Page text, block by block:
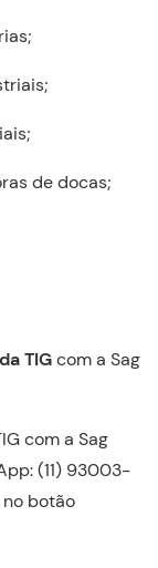
de docas;
TIGcom a Sag
com a Sag
(11) 93003-
botão